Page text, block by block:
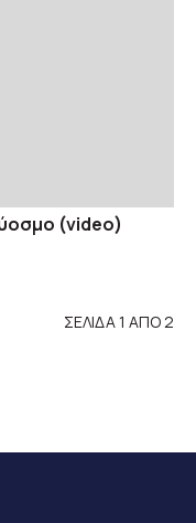
(video)
ΣΕΛΙΔΑ 1 ΑΠΟ 2